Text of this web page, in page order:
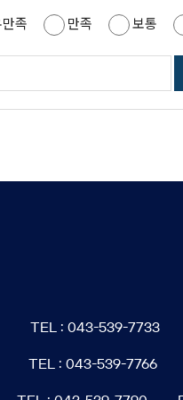
족 만족 보통
TEL : 043-539-7733
TEL : 043-539-7766